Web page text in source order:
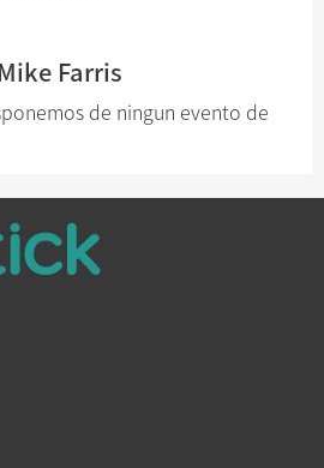
Farris
de ningun evento de